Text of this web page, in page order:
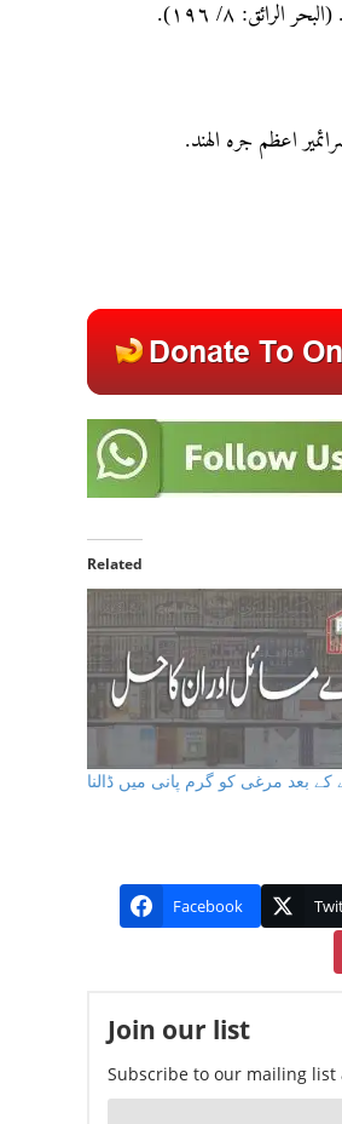
٨/ ١٩٦).
اعظم جره الهند.
Related
کے بعد مرغی کو گرم پانی میں ڈالنا
Facebook
Join our list
Subscribe to our mailing